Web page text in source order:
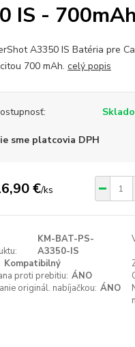
IS - 700mAh
A3350 IS Batéria pre
700 mAh. celý popis
sme platcovia DPH
€/ks
KM-BAT-PS-
A3350-IS
Kompatibilný
proti prebitiu: ÁNO
originál. nabíjačkou: ÁNO